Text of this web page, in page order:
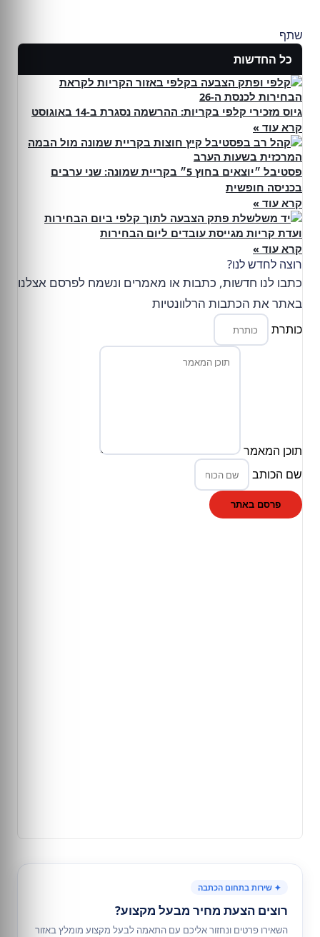
שתף
כל החדשות
גיוס מזכירי קלפי בקריות: ההרשמה נסגרת ב-14 באוגוסט
קרא עוד »
פסטיבל ״יוצאים בחוץ 5״ בקריית שמונה: שני ערבים
בכניסה חופשית
קרא עוד »
ועדת קריות מגייסת עובדים ליום הבחירות
קרא עוד »
רוצה לחדש לנו?
כתבו לנו חדשות, כתבות או מאמרים ונשמח לפרסם אצלנו
באתר את הכתבות הרלוונטיות
כותרת
תוכן המאמר
שם הכותב
פרסם באתר
✦ שירות בתחום הכתבה
רוצים הצעת מחיר מבעל מקצוע?
השאירו פרטים ונחזור אליכם עם התאמה לבעל מקצוע מומלץ באזור